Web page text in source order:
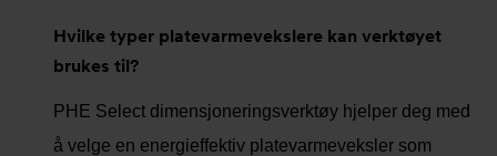
Hvilke typer platevarmevekslere kan verktøyet
brukes til?
PHE Select dimensjoneringsverktøy hjelper deg med
å velge en energieffektiv platevarmeveksler som